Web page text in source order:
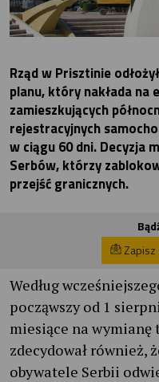
Rząd w Prisztinie
planu, który nakłada na
zamieszkujących
rejestracyjnych
w ciągu 60 dni. Decyzja
Serbów, którzy
przejść granicznych.
Według
począwszy od 1
miesiące na wymianę
zdecydował również,
obywatele Serbii